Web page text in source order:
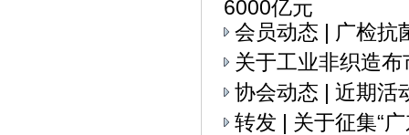
6000亿元
会员动态 | 广检抗
关于工业非织造
协会动态 | 近期活
转发 | 关于征集“